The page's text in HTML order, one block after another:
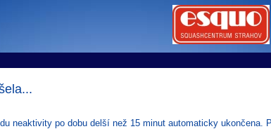
neaktivity po dobu delší než 15 minut automaticky ukončena.